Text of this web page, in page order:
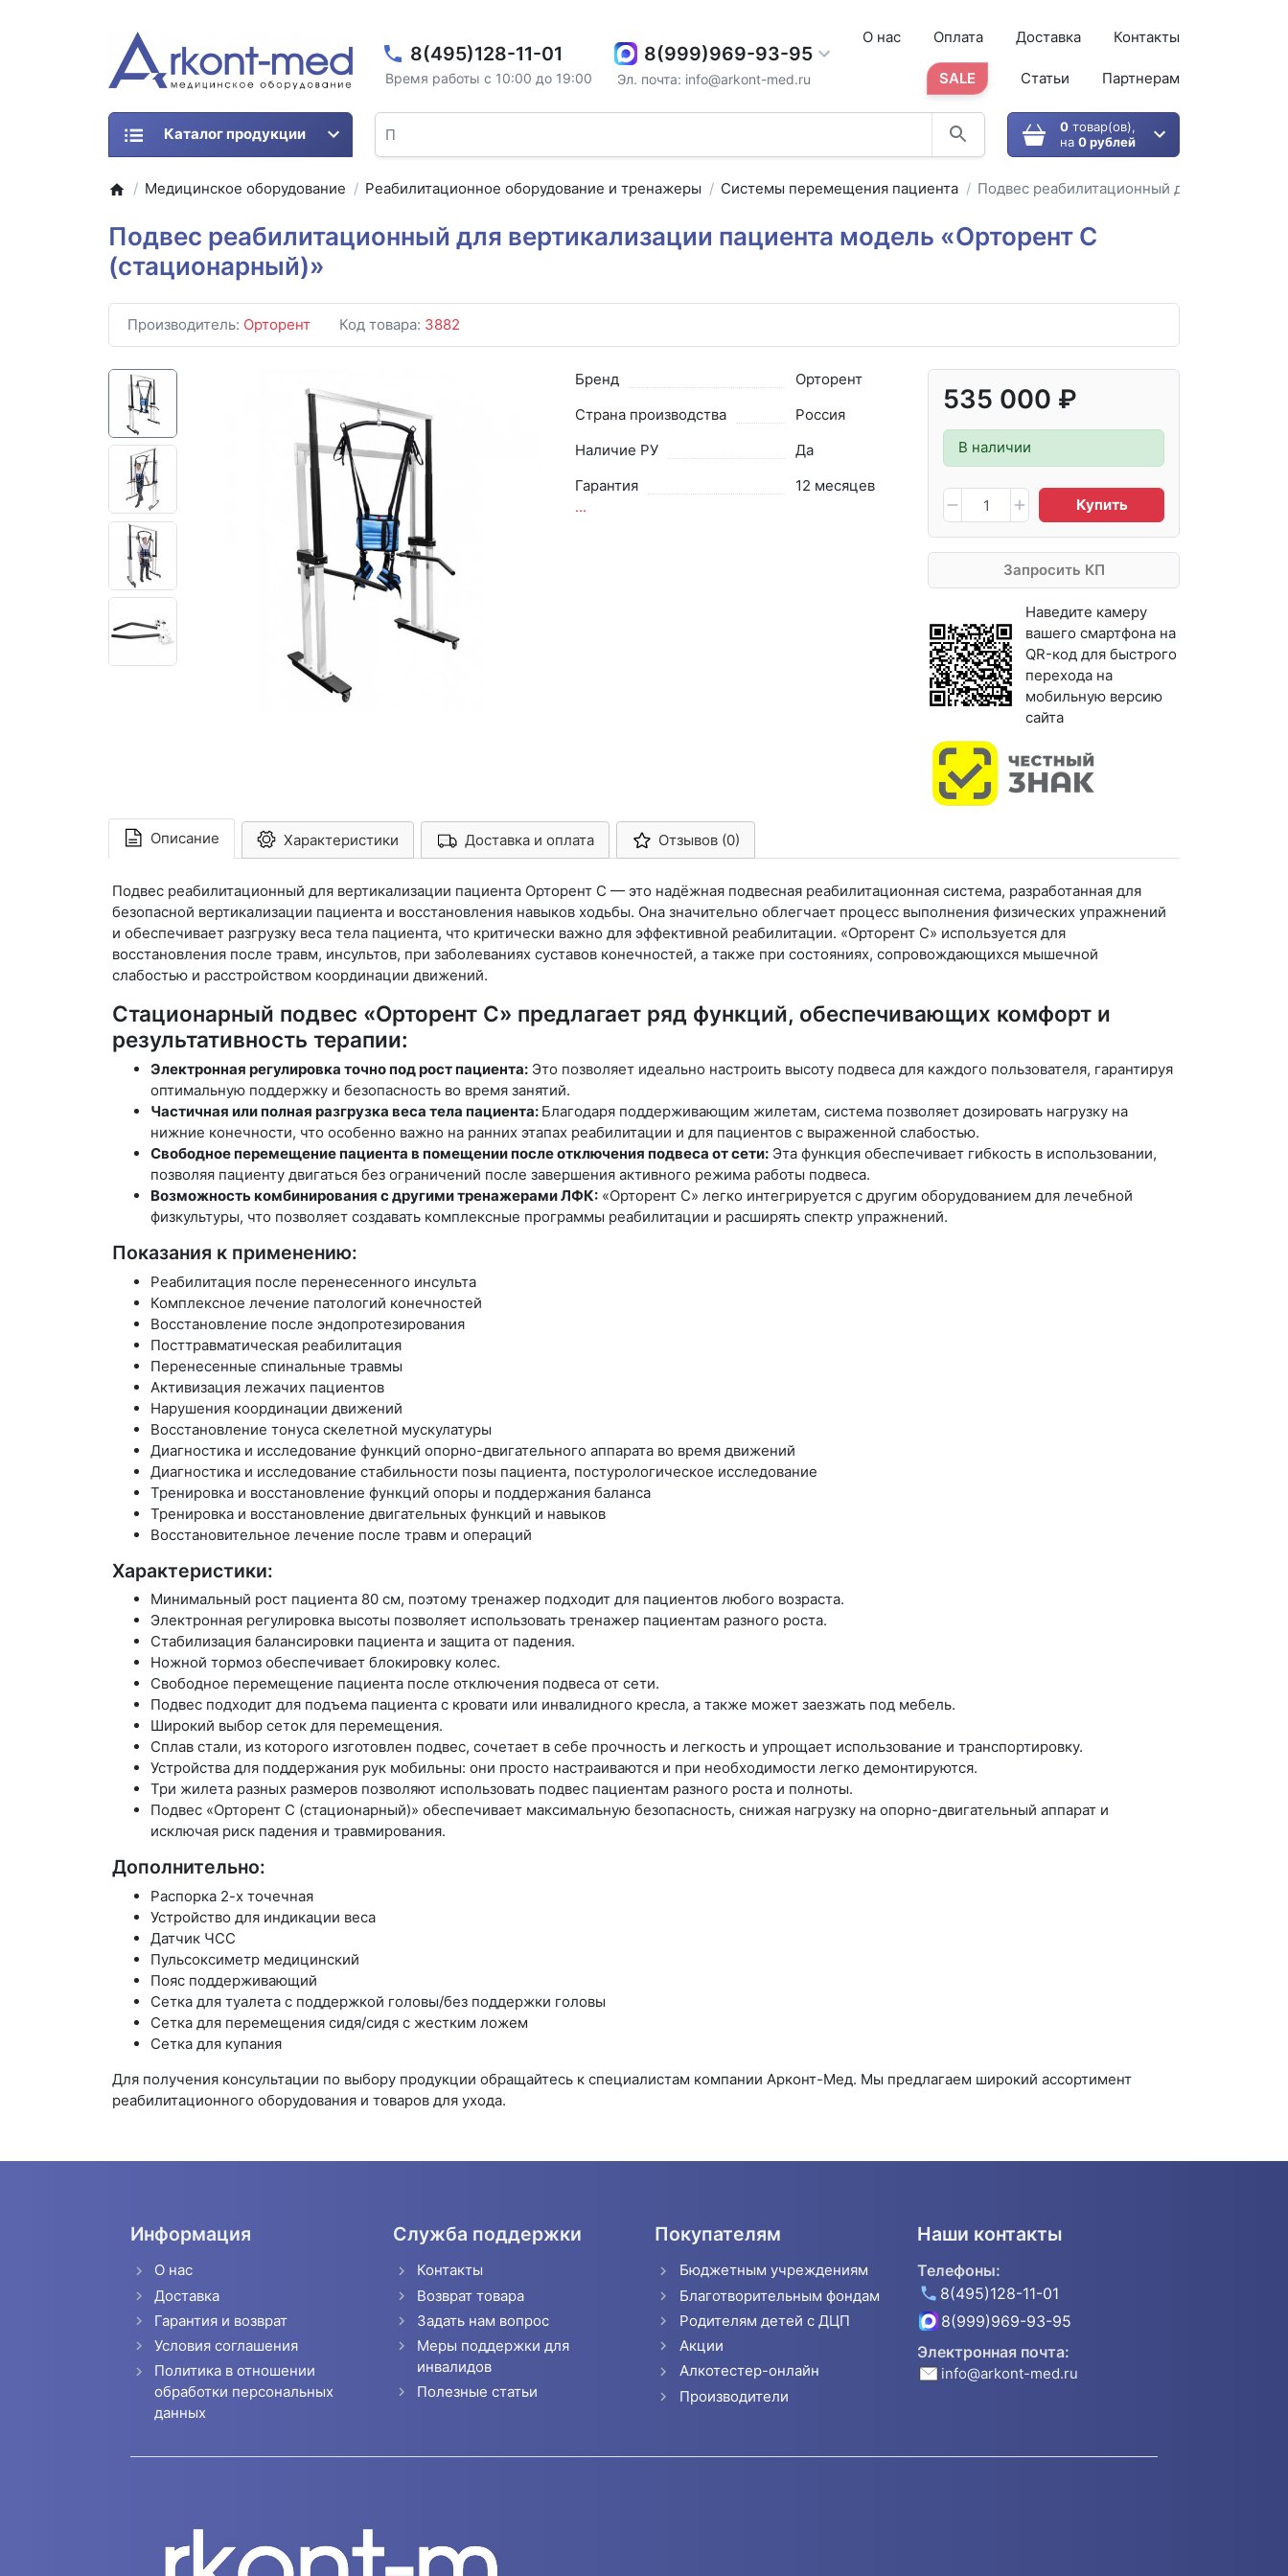
8(495)128-11-01
Время работы с 10:00 до 19:00
8(999)969-93-95
Эл. почта: info@arkont-med.ru
О нас Оплата Доставка Контакты
SALE Статьи Партнерам
0товар(ов),
на 0 рублей
Каталог продукции
Медицинское оборудование Реабилитационное оборудование и тренажеры Системы перемещения пациента Подвес реабилитационный для
Подвес реабилитационный для вертикализации пациента модель «Орторент С
(стационарный)»
Производитель: Орторент Код товара: 3882
535 000 ₽
В наличии
Купить
Запросить КП
Наведите камеру
вашего смартфона на
QR-код для быстрого
перехода на
мобильную версию
сайта
Бренд
Орторент
Страна производства
Россия
Наличие РУ
Да
Гарантия
12 месяцев
...
Описание Характеристики Арконт-Мед Доставка и оплата Отзывов (0)
Подвес реабилитационный для вертикализации пациента Орторент С — это надёжная подвесная реабилитационная система, разработанная для
безопасной вертикализации пациента и восстановления навыков ходьбы. Она значительно облегчает процесс выполнения физических упражнений
и обеспечивает разгрузку веса тела пациента, что критически важно для эффективной реабилитации. «Орторент С» используется для
восстановления после травм, инсультов, при заболеваниях суставов конечностей, а также при состояниях, сопровождающихся мышечной
слабостью и расстройством координации движений.
Стационарный подвес «Орторент С» предлагает ряд функций, обеспечивающих комфорт и
результативность терапии:
Электронная регулировка точно под рост пациента: Это позволяет идеально настроить высоту подвеса для каждого пользователя, гарантируя
оптимальную поддержку и безопасность во время занятий.
Частичная или полная разгрузка веса тела пациента: Благодаря поддерживающим жилетам, система позволяет дозировать нагрузку на
нижние конечности, что особенно важно на ранних этапах реабилитации и для пациентов с выраженной слабостью.
Свободное перемещение пациента в помещении после отключения подвеса от сети: Эта функция обеспечивает гибкость в использовании,
позволяя пациенту двигаться без ограничений после завершения активного режима работы подвеса.
Возможность комбинирования с другими тренажерами ЛФК: «Орторент С» легко интегрируется с другим оборудованием для лечебной
физкультуры, что позволяет создавать комплексные программы реабилитации и расширять спектр упражнений.
Показания к применению:
Реабилитация после перенесенного инсульта
Комплексное лечение патологий конечностей
Восстановление после эндопротезирования
Посттравматическая реабилитация
Перенесенные спинальные травмы
Активизация лежачих пациентов
Нарушения координации движений
Восстановление тонуса скелетной мускулатуры
Диагностика и исследование функций опорно-двигательного аппарата во время движений
Диагностика и исследование стабильности позы пациента, постурологическое исследование
Тренировка и восстановление функций опоры и поддержания баланса
Тренировка и восстановление двигательных функций и навыков
Восстановительное лечение после травм и операций
Характеристики:
Минимальный рост пациента 80 см, поэтому тренажер подходит для пациентов любого возраста.
Электронная регулировка высоты позволяет использовать тренажер пациентам разного роста.
Стабилизация балансировки пациента и защита от падения.
Ножной тормоз обеспечивает блокировку колес.
Свободное перемещение пациента после отключения подвеса от сети.
Подвес подходит для подъема пациента с кровати или инвалидного кресла, а также может заезжать под мебель.
Широкий выбор сеток для перемещения.
Сплав стали, из которого изготовлен подвес, сочетает в себе прочность и легкость и упрощает использование и транспортировку.
Устройства для поддержания рук мобильны: они просто настраиваются и при необходимости легко демонтируются.
Три жилета разных размеров позволяют использовать подвес пациентам разного роста и полноты.
Подвес «Орторент С (стационарный)» обеспечивает максимальную безопасность, снижая нагрузку на опорно-двигательный аппарат и
исключая риск падения и травмирования.
Дополнительно:
Распорка 2-х точечная
Устройство для индикации веса
Датчик ЧСС
Пульсоксиметр медицинский
Пояс поддерживающий
Сетка для туалета с поддержкой головы/без поддержки головы
Сетка для перемещения сидя/сидя с жестким ложем
Сетка для купания
Для получения консультации по выбору продукции обращайтесь к специалистам компании Арконт-Мед. Мы предлагаем широкий ассортимент
реабилитационного оборудования и товаров для ухода.
Информация
О нас
Доставка
Гарантия и возврат
Условия соглашения
Политика в отношении
обработки персональных
данных
Служба поддержки
Контакты
Возврат товара
Задать нам вопрос
Меры поддержки для
инвалидов
Полезные статьи
Покупателям
Бюджетным учреждениям
Благотворительным фондам
Родителям детей с ДЦП
Акции
Алкотестер-онлайн
Производители
Наши контакты
Телефоны:
8(495)128-11-01
8(999)969-93-95
Электронная почта:
info@arkont-med.ru